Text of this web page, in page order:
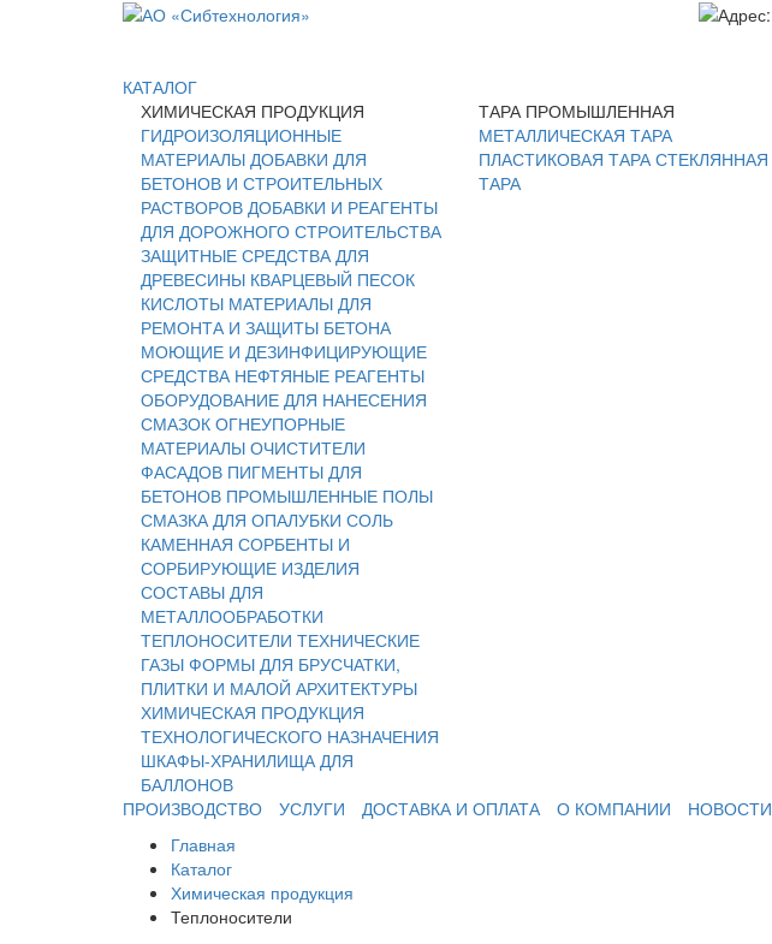
КАТАЛОГ
ХИМИЧЕСКАЯ ПРОДУКЦИЯ
ГИДРОИЗОЛЯЦИОННЫЕ
МАТЕРИАЛЫ ДОБАВКИ ДЛЯ
БЕТОНОВ И СТРОИТЕЛЬНЫХ
РАСТВОРОВ ДОБАВКИ И РЕАГЕНТЫ
ДЛЯ ДОРОЖНОГО СТРОИТЕЛЬСТВА
ЗАЩИТНЫЕ СРЕДСТВА ДЛЯ
ДРЕВЕСИНЫ КВАРЦЕВЫЙ ПЕСОК
КИСЛОТЫ МАТЕРИАЛЫ ДЛЯ
РЕМОНТА И ЗАЩИТЫ БЕТОНА
МОЮЩИЕ И ДЕЗИНФИЦИРУЮЩИЕ
СРЕДСТВА НЕФТЯНЫЕ РЕАГЕНТЫ
ОБОРУДОВАНИЕ ДЛЯ НАНЕСЕНИЯ
СМАЗОК ОГНЕУПОРНЫЕ
МАТЕРИАЛЫ ОЧИСТИТЕЛИ
ФАСАДОВ ПИГМЕНТЫ ДЛЯ
БЕТОНОВ ПРОМЫШЛЕННЫЕ ПОЛЫ
СМАЗКА ДЛЯ ОПАЛУБКИ СОЛЬ
КАМЕННАЯ СОРБЕНТЫ И
СОРБИРУЮЩИЕ ИЗДЕЛИЯ
СОСТАВЫ ДЛЯ
МЕТАЛЛООБРАБОТКИ
ТЕПЛОНОСИТЕЛИ ТЕХНИЧЕСКИЕ
ГАЗЫ ФОРМЫ ДЛЯ БРУСЧАТКИ,
ПЛИТКИ И МАЛОЙ АРХИТЕКТУРЫ
ХИМИЧЕСКАЯ ПРОДУКЦИЯ
ТЕХНОЛОГИЧЕСКОГО НАЗНАЧЕНИЯ
ШКАФЫ-ХРАНИЛИЩА ДЛЯ
БАЛЛОНОВ
ТАРА ПРОМЫШЛЕННАЯ
МЕТАЛЛИЧЕСКАЯ ТАРА
ПЛАСТИКОВАЯ ТАРА СТЕКЛЯННАЯ
ТАРА
ПРОИЗВОДСТВО УСЛУГИ ДОСТАВКА И ОПЛАТА О КОМПАНИИ НОВОСТИ
Главная
Каталог
Химическая продукция
Теплоносители